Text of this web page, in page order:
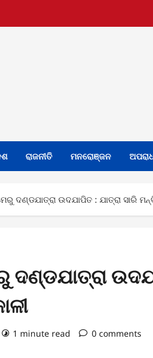
ରାଜନୀତି ମନରୋଞ୍ଜନ
ଦଣ୍ଡଯାତ୍ରା ଉଦଯାପିତ : ଯାତ୍ରା ସାରି
1 minute read 0 comments